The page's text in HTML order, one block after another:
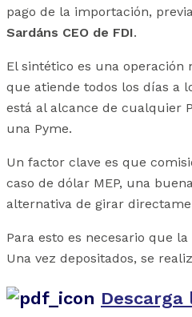
pago de la importación,
Sardáns CEO de FDI.
El sintético es una
que atiende todos los días a
está al alcance de cualquier
una Pyme.
Un factor clave es que
caso de dólar MEP, una
alternativa de girar
Para esto es necesario que
Una vez depositados, se
Descarga